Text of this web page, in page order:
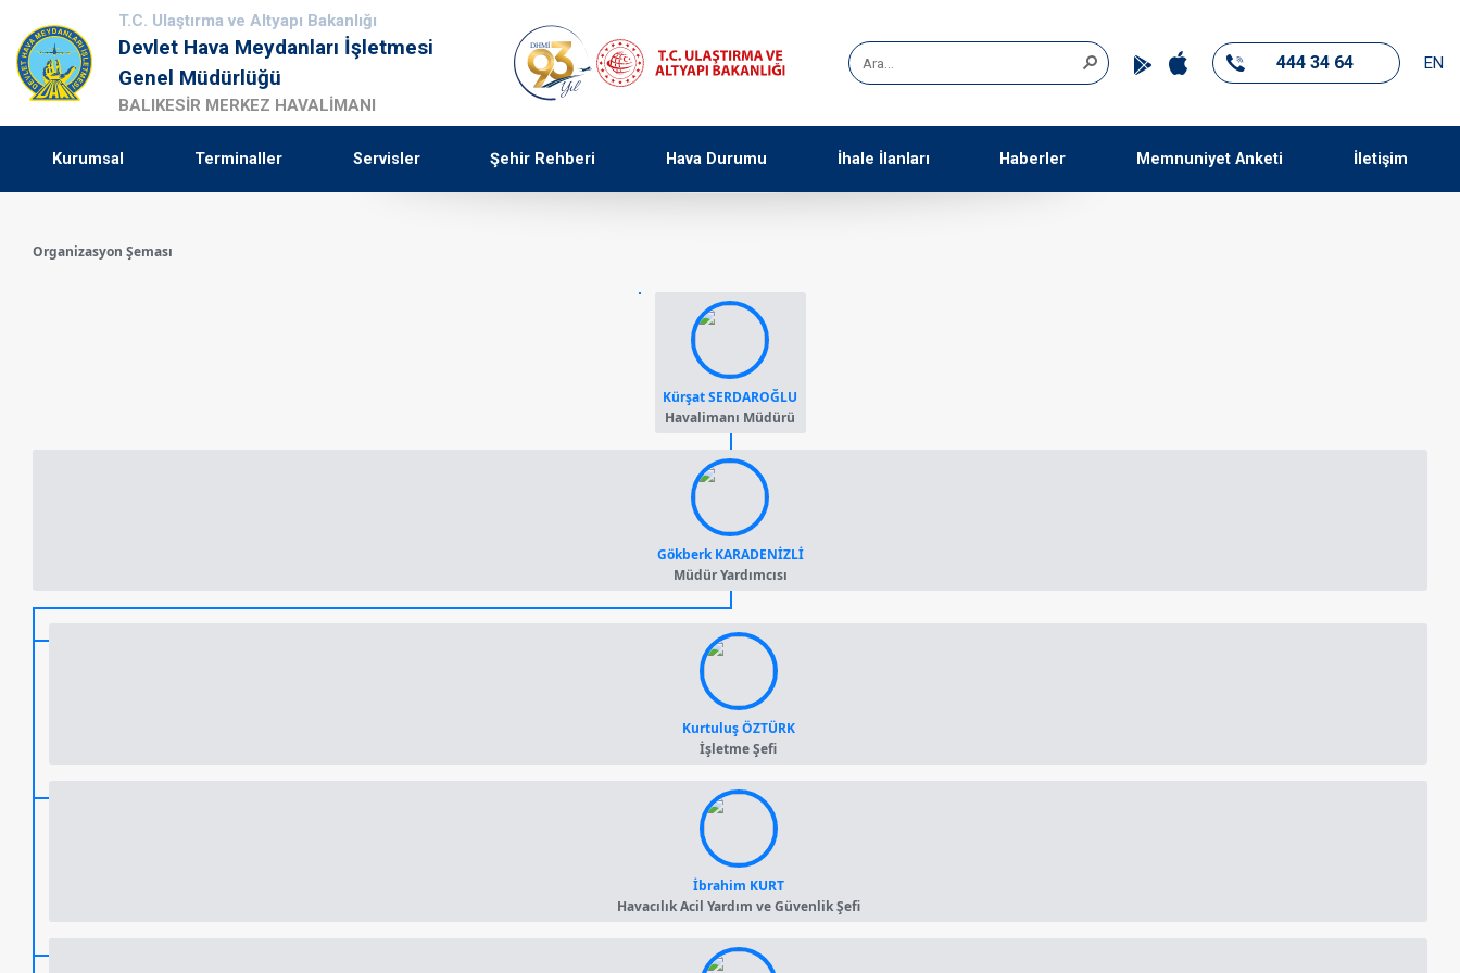
T.C. Ulaştırma ve Altyapı Bakanlığı
Devlet Hava Meydanları İşletmesi
Genel Müdürlüğü
BALIKESİR MERKEZ HAVALİMANI
444 34 64 EN
Kurumsal Terminaller Servisler Şehir Rehberi Hava Durumu İhale İlanları Haberler Memnuniyet Anketi İletişim
Organizasyon Şeması
Kürşat SERDAROĞLU
Havalimanı Müdürü
Gökberk KARADENİZLİ
Müdür Yardımcısı
Kurtuluş ÖZTÜRK
İşletme Şefi
İbrahim KURT
Havacılık Acil Yardım ve Güvenlik Şefi